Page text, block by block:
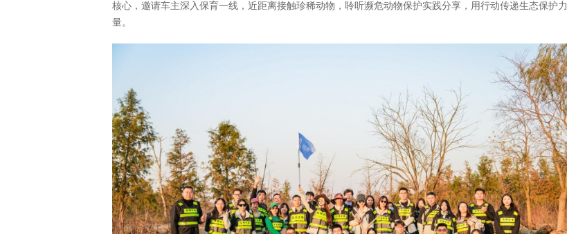
核心，邀请车主深入保育一线，近距离接触珍稀动物，聆听濒危动物保护实践分享，用行动传递生态保护力
量。